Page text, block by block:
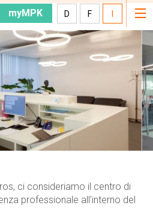
D F
myMPK
ci consideriamo il centro di
professionale all'interno del